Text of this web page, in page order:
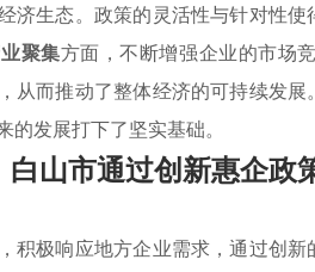
济生态。政策的灵活性与针对性
聚集方面，不断增强企业的市场
从而推动了整体经济的可持续发
发展打下了坚实基础。
白山市通过创新惠企政
积极响应地方企业需求，通过创